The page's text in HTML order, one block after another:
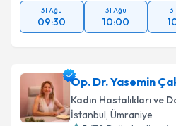
31 Ağu
09:30
31 Ağu
10:00
Op. Dr. Yasemin
Kadın Hastalıkları ve
İstanbul, Ümraniye